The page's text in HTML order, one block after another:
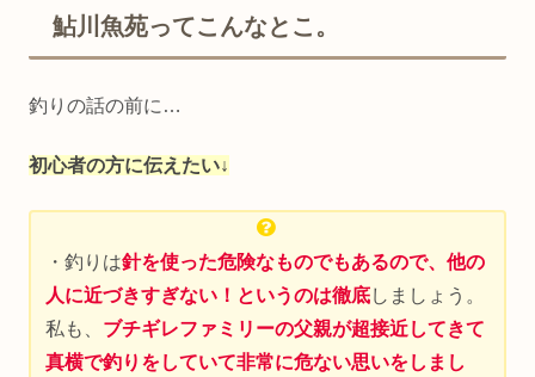
鮎川魚苑ってこんなとこ。
釣りの話の前に…
初心者の方に伝えたい↓
・釣りは針を使った危険なものでもあるので、他の
人に近づきすぎない！というのは徹底しましょう。
私も、 ブチギレファミリーの父親が超接近してきて
真横で釣りをしていて非常に危ない思いをしまし